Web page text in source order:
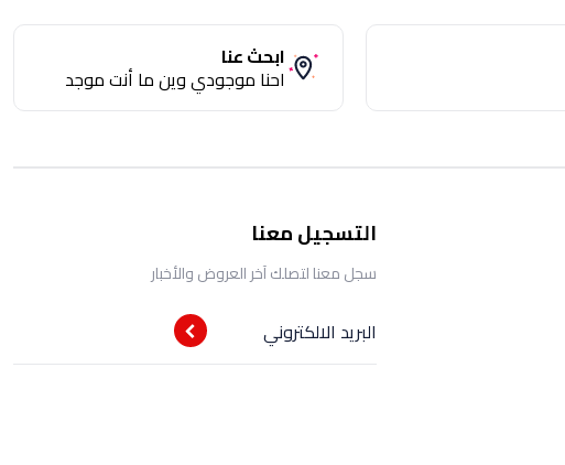
ابحث عنا
احنا موجودي وين ما أنت موجد
التسجيل معنا
سجل معنا لتصلك آخر العروض والأخبار
البريد الالكتروني